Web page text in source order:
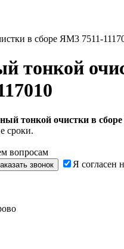
в сборе ЯМ3 7511-
тонкой
тонкой очистки в
сроки.
вопросам
звонок Я согласен